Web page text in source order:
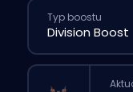
Typ boostu